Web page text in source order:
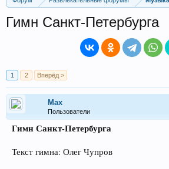
Гимн Санкт-Петербурга
1 2 Вперёд >
Max
Пользователи
Гимн Санкт-Петербурга
Текст гимна: Олег Чупров